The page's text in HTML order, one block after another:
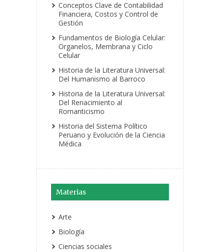
Conceptos Clave de Contabilidad
Financiera, Costos y Control de
Gestión
Fundamentos de Biología Celular:
Organelos, Membrana y Ciclo
Celular
Historia de la Literatura Universal:
Del Humanismo al Barroco
Historia de la Literatura Universal:
Del Renacimiento al
Romanticismo
Historia del Sistema Político
Peruano y Evolución de la Ciencia
Médica
Materias
Arte
Biología
Ciencias sociales